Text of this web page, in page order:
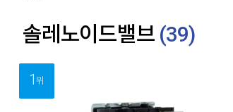
솔레노이드밸브 (39)
1위